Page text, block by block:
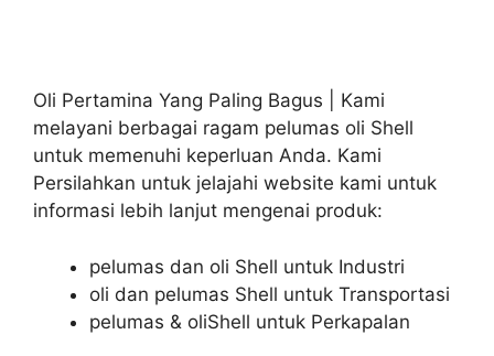
Oli Pertamina Yang Paling Bagus | Kami
melayani berbagai ragam pelumas oli Shell
untuk memenuhi keperluan Anda. Kami
Persilahkan untuk jelajahi website kami untuk
informasi lebih lanjut mengenai produk:
pelumas dan oli Shell untuk Industri
oli dan pelumas Shell untuk Transportasi
pelumas & oliShell untuk Perkapalan